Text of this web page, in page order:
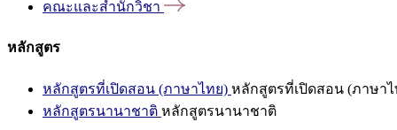
คณะและสำนักวิชา
หลักสูตร
หลักสูตรที่เปิดสอน (ภาษาไทย) หลักสูตรที่เปิดสอน (ภาษาไ
หลักสูตรนานาชาติ หลักสูตรนานาชาติ